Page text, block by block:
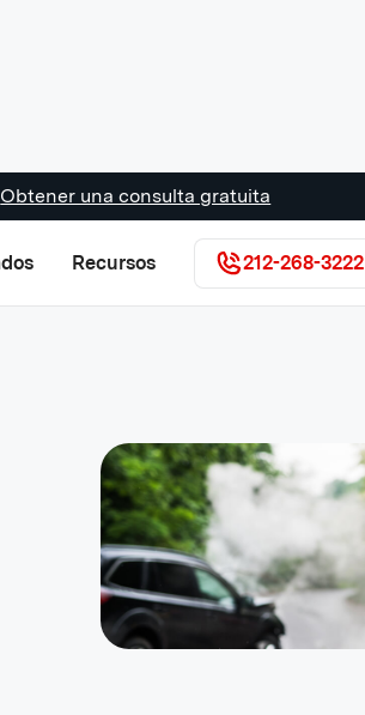
Obtener una consulta gratuita
Recursos 212-268-3222